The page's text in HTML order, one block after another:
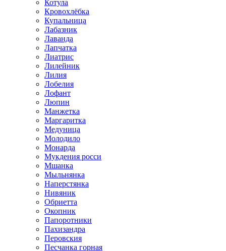
Котула
Кровохлёбка
Купальница
Лабазник
Лаванда
Лапчатка
Лиатрис
Лилейник
Лилия
Лобелия
Лофант
Люпин
Манжетка
Маргаритка
Медуница
Молодило
Монарда
Мукдения росси
Мшанка
Мыльнянка
Наперстянка
Нивяник
Обриетта
Окопник
Папоротники
Пахизандра
Перовския
Песчанка горная